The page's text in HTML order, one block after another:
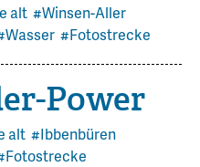
alt #Winsen-Aller
#Fotostrecke
Power
alt #Ibbenbüren